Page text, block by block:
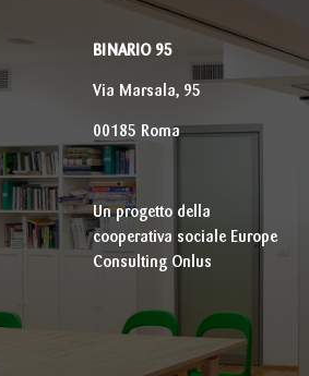
BINARIO 95
Via Marsala, 95
00185 Roma
Un progetto della
cooperativa sociale Europe
Consulting Onlus